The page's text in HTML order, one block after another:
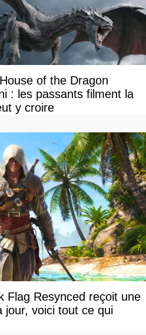
of the Dragon
: les passants filment la
y croire
Flag Resynced reçoit une
jour, voici tout ce qui